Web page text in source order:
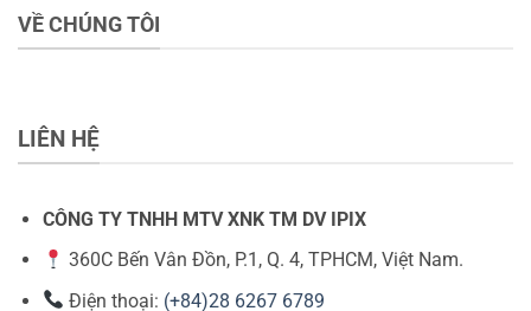
VỀ CHÚNG TÔI
LIÊN HỆ
CÔNG TY TNHH MTV XNK TM DV IPIX
360C Bến Vân Đồn, P.1, Q. 4, TPHCM, Việt Nam.
Điện thoại: (+84)28 6267 6789